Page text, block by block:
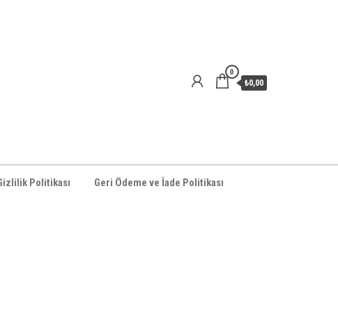
0
₺0,00
Politikası Geri Ödeme ve İade Politikası